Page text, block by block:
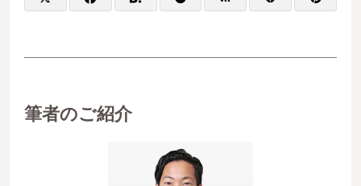
筆者のご紹介